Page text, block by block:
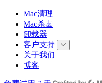
Mac清理
Mac杀毒
卸载器
客户支持
关于我们
博客